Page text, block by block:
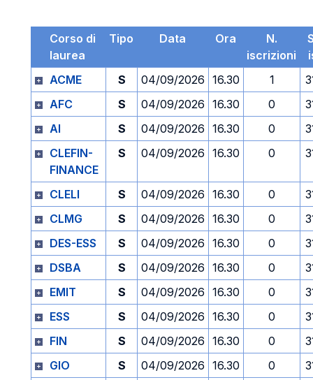
Corso di
laurea
Tipo Data Ora
N.
iscrizioni
ACME
S 04/09/2026 16.30 1
AFC
S 04/09/2026 16.30 0
AI
S 04/09/2026 16.30 0
CLEFIN-
FINANCE
S 04/09/2026 16.30 0
CLELI S 04/09/2026 16.30 0
CLMG
S 04/09/2026 16.30 0
DES-ESS
S 04/09/2026 16.30 0
DSBA
S 04/09/2026 16.30 0
EMIT
S 04/09/2026 16.30 0
ESS
S 04/09/2026 16.30 0
FIN
S 04/09/2026 16.30 0
GIO
S 04/09/2026 16.30 0